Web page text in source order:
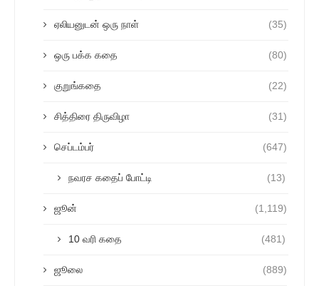
ஏலியனுடன் ஒரு நாள் (35)
ஒரு பக்க கதை (80)
குறுங்கதை (22)
சித்திரை திருவிழா (31)
செப்டம்பர் (647)
நவரச கதைப் போட்டி (13)
ஜூன் (1,119)
10 வரி கதை (481)
ஜூலை (889)